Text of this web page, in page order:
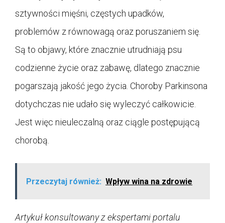
sztywności mięśni, częstych upadków,
problemów z równowagą oraz poruszaniem się.
Są to objawy, które znacznie utrudniają psu
codzienne życie oraz zabawę, dlatego znacznie
pogarszają jakość jego życia. Choroby Parkinsona
dotychczas nie udało się wyleczyć całkowicie.
Jest więc nieuleczalną oraz ciągle postępującą
chorobą.
Przeczytaj również: Wpływ wina na zdrowie
Artykuł konsultowany z ekspertami portalu